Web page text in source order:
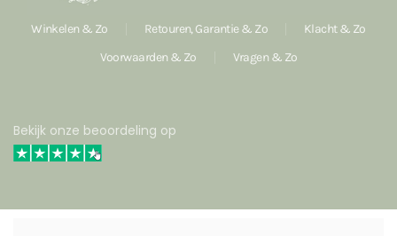
Winkelen & Zo Retouren, Garantie & Zo
Klacht & Zo
Voorwaarden & Zo
Vragen & Zo
Bekijk onze beoordeling op